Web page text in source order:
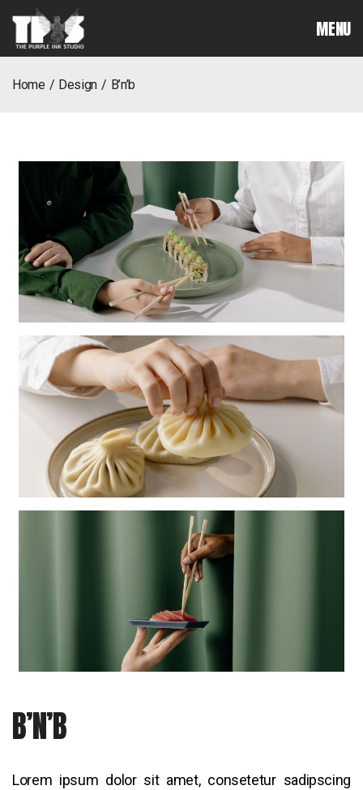
MENU
home design b’n’b
B’N’B
Lorem ipsum dolor sit amet, consetetur sadipscing